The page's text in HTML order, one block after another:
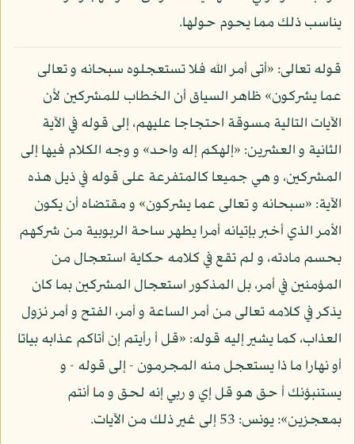
يناسب ذلك مما يحوم حولها.
قوله تعالى: «أتى أمر الله فلا تستعجلوه سبحانه و تعالى
عما يشركون» ظاهر السياق أن الخطاب للمشركين لأن
الآيات التالية مسوقة احتجاجا عليهم، إلى قوله في الآية
الثانية و العشرين: «إلهكم إله واحد» و وجه الكلام فيها إلى
المشركين، و هي جميعا كالمتفرعة على قوله في ذيل هذه
الآية: «سبحانه و تعالى عما يشركون» و مقتضاه أن يكون
الأمر الذي أخبر بإتيانه أمرا يطهر ساحة الربوبية من شركهم
بحسم مادته، و لم تقع في كلامه حكاية استعجال من
المؤمنين في أمر، بل المذكور استعجال المشركين بما كان
يذكر في كلامه تعالى من أمر الساعة و أمر، الفتح و أمر نزول
العذاب، كما يشير إليه قوله: «قل أ رأيتم إن أتاكم عذابه بياتا
أو نهارا ما ذا يستعجل منه المجرمون - إلى قوله - و
يستنبؤنك أ حق هو قل إي و ربي إنه لحق و ما أنتم
بمعجزين»: يونس: 53 إلى غير ذلك من الآيات.